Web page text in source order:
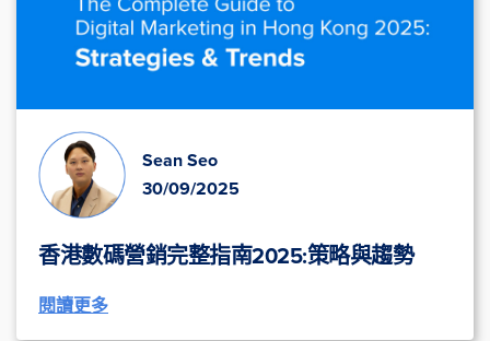
Sean Seo
30/09/2025
香港數碼營銷完整指南2025:策略與趨勢
閱讀更多